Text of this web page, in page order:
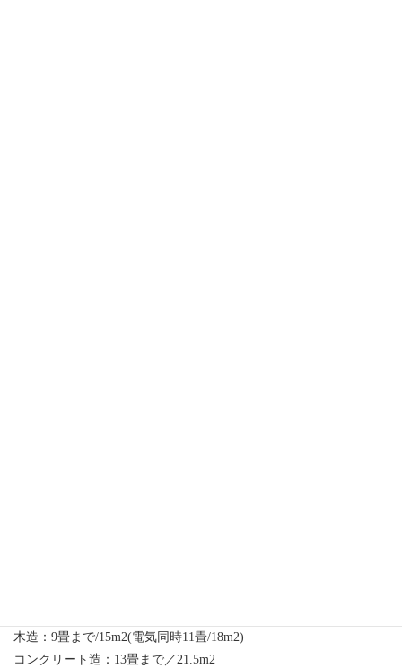
木造：9畳まで/15m2(電気同時11畳/18m2)
コンクリート造：13畳まで／21.5m2